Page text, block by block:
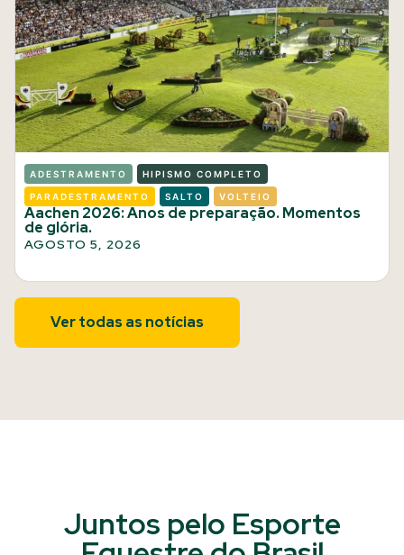
ADESTRAMENTO HIPISMO COMPLETO
PARADESTRAMENTO SALTO VOLTEIO
Aachen 2026: Anos de preparação. Momentos
de glória.
AGOSTO 5, 2026
Ver todas as notícias
Juntos pelo Esporte